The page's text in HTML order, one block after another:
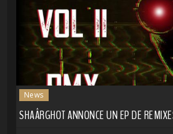
News
SHAÂRGHOT ANNONCE UN EP DE